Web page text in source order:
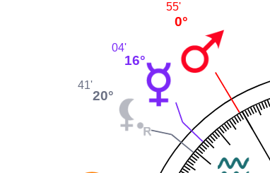
0°
55'
16°
04'
20°
41'